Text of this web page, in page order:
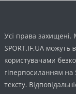
Усі права захищені.
SPORT.IF.UA можуть
користувачами
гіперпосиланням на
тексту.